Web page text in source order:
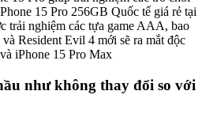
15 Pro 256GB Quốc tế giá rẻ tại
trải nghiệm các tựa game AAA, bao
và Resident Evil 4 mới sẽ ra mắt độc
iPhone 15 Pro Max
như không thay đổi so với